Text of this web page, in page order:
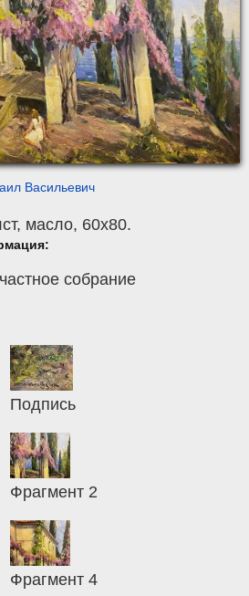
Васильевич
, масло, 60x80.
собрание
Подпись
Фрагмент 2
Фрагмент 4